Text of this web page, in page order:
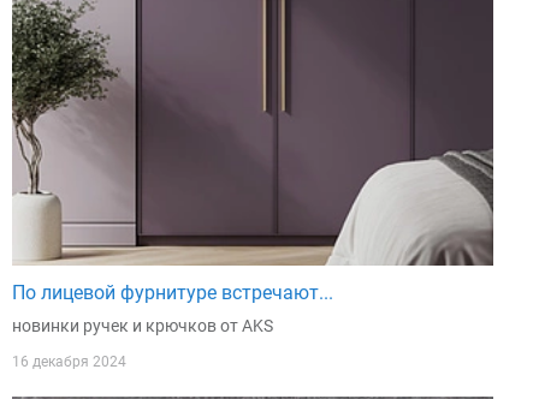
По лицевой фурнитуре встречают...
новинки ручек и крючков от AKS
16 декабря 2024